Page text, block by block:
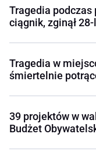
Tragedia podczas
ciągnik, zginął
Tragedia w
śmiertelnie
39 projektów w
Budżet